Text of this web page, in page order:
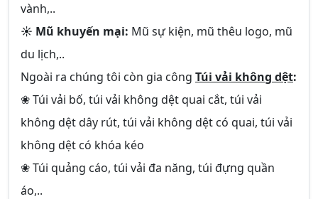
vành,..
☀ Mũ khuyến mại: Mũ sự kiện, mũ thêu logo, mũ
du lịch,..
Ngoài ra chúng tôi còn gia công Túi vải không dệt:
❀ Túi vải bố, túi vải không dệt quai cắt, túi vải
không dệt dây rút, túi vải không dệt có quai, túi vải
không dệt có khóa kéo
❀ Túi quảng cáo, túi vải đa năng, túi đựng quần
áo,..